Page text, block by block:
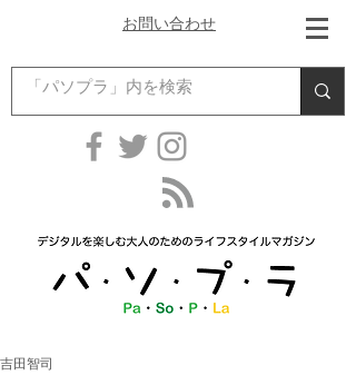
お問い合わせ
吉田智司